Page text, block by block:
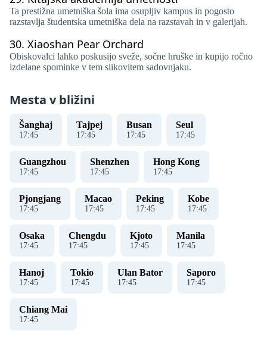
Ta prestižna umetniška šola ima osupljiv kampus in pogosto
razstavlja študentska umetniška dela na razstavah in v galerijah.
30. Xiaoshan Pear Orchard
Obiskovalci lahko poskusijo sveže, sočne hruške in kupijo ročno
izdelane spominke v tem slikovitem sadovnjaku.
Mesta v bližini
Šanghaj
17:46
Tajpej
17:46
Busan
17:46
Seul
17:46
Guangzhou
17:46
Shenzhen
17:46
Hong Kong
17:46
Pjongjang
17:46
Macao
17:46
Peking
17:46
Kobe
17:46
Osaka
17:46
Chengdu
17:46
Kjoto
17:46
Manila
17:46
Hanoj ​​
17:46
Tokio
17:46
Ulan Bator
17:46
Saporo
17:46
Chiang Mai
17:46